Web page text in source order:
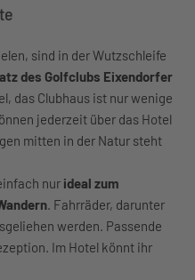
sind in der Wutzschleife
des Golfclubs Eixendorfer
das Clubhaus ist nur wenige
jederzeit über das Hotel
mitten in der Natur steht
nur ideal zum
. Fahrräder, darunter
werden. Passende
Im Hotel könnt ihr